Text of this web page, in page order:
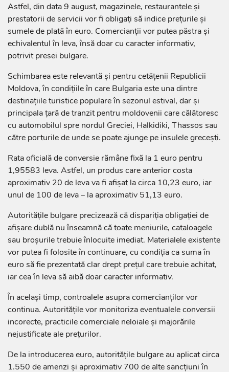
Astfel, din data 9 august, magazinele, restaurantele și
prestatorii de servicii vor fi obligați să indice prețurile și
sumele de plată în euro. Comercianții vor putea păstra și
echivalentul în leva, însă doar cu caracter informativ,
potrivit presei bulgare.
Schimbarea este relevantă și pentru cetățenii Republicii
Moldova, în condițiile în care Bulgaria este una dintre
destinațiile turistice populare în sezonul estival, dar și
principala țară de tranzit pentru moldovenii care călătoresc
cu automobilul spre nordul Greciei, Halkidiki, Thassos sau
către porturile de unde se poate ajunge pe insulele grecești.
Rata oficială de conversie rămâne fixă la 1 euro pentru
1,95583 leva. Astfel, un produs care anterior costa
aproximativ 20 de leva va fi afișat la circa 10,23 euro, iar
unul de 100 de leva – la aproximativ 51,13 euro.
Autoritățile bulgare precizează că dispariția obligației de
afișare dublă nu înseamnă că toate meniurile, cataloagele
sau broșurile trebuie înlocuite imediat. Materialele existente
vor putea fi folosite în continuare, cu condiția ca suma în
euro să fie prezentată clar drept prețul care trebuie achitat,
iar cea în leva să aibă doar caracter informativ.
În același timp, controalele asupra comercianților vor
continua. Autoritățile vor monitoriza eventualele conversii
incorecte, practicile comerciale neloiale și majorările
nejustificate ale prețurilor.
De la introducerea euro, autoritățile bulgare au aplicat circa
1.550 de amenzi și aproximativ 700 de alte sancțiuni în